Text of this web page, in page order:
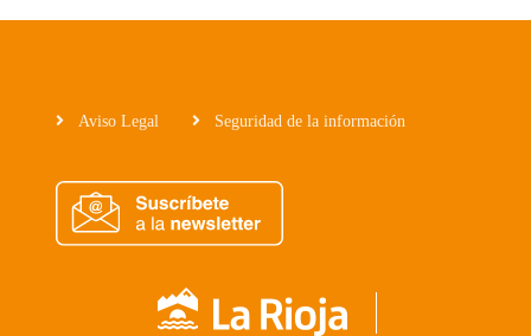
Aviso Legal Seguridad de la información